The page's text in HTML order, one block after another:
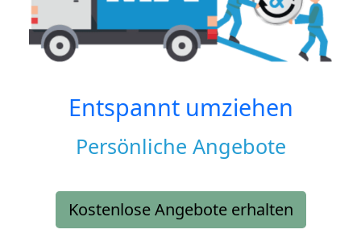
Entspannt umziehen
Persönliche Angebote
Kostenlose Angebote erhalten